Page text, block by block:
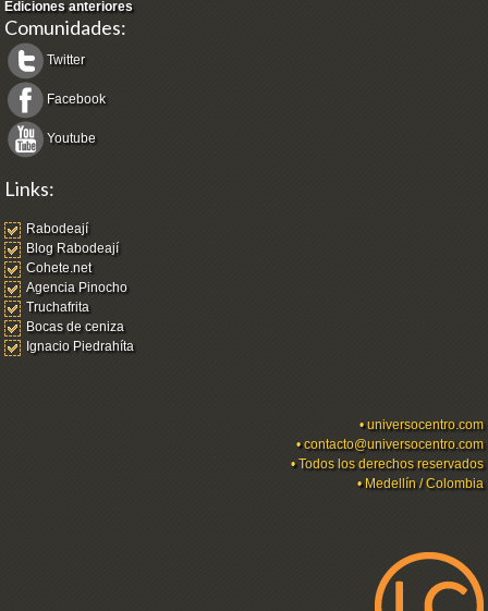
Ediciones anteriores
Comunidades:
Twitter
Facebook
Youtube
Links:
Rabodeají
Blog Rabodeají
Cohete.net
Agencia Pinocho
Truchafrita
Bocas de ceniza
Ignacio Piedrahíta
•universocentro.com
•contacto@universocentro.com
• Todos los derechos reservados
• Medellín / Colombia